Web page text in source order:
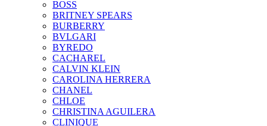
BOSS
BRITNEY SPEARS
BURBERRY
BVLGARI
BYREDO
CACHAREL
CALVIN KLEIN
CAROLINA HERRERA
CHANEL
CHLOE
CHRISTINA AGUILERA
CLINIQUE